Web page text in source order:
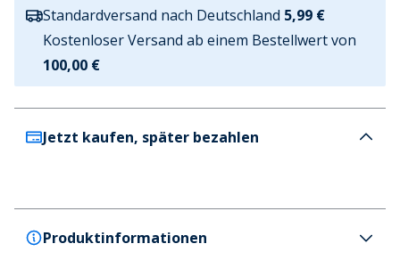
Standardversand nach Deutschland 5,99 €
Kostenloser Versand ab einem Bestellwert von
100,00 €
Jetzt kaufen, später bezahlen
Produktinformationen